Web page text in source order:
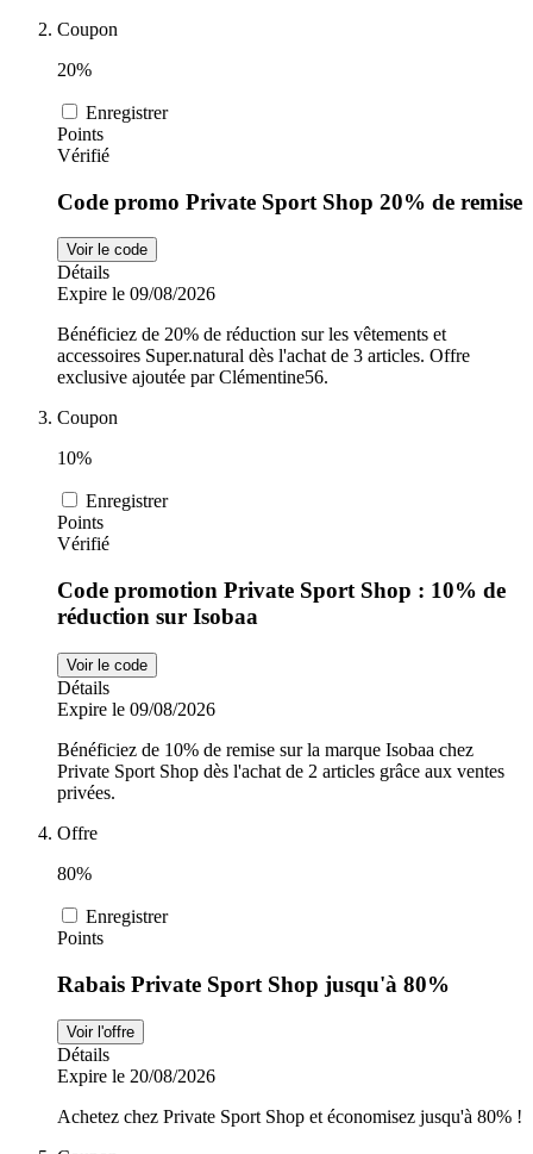
Coupon
20%
Enregistrer
Points
Vérifié
Code promo Private Sport Shop 20% de remise
Voir le code
Détails
Expire le 09/08/2026
Bénéficiez de 20% de réduction sur les vêtements et
accessoires Super.natural dès l'achat de 3 articles. Offre
exclusive ajoutée par Clémentine56.
Coupon
10%
Enregistrer
Points
Vérifié
Code promotion Private Sport Shop : 10% de
réduction sur Isobaa
Voir le code
Détails
Expire le 09/08/2026
Bénéficiez de 10% de remise sur la marque Isobaa chez
Private Sport Shop dès l'achat de 2 articles grâce aux ventes
privées.
Offre
80%
Enregistrer
Points
Rabais Private Sport Shop jusqu'à 80%
Voir l'offre
Détails
Expire le 20/08/2026
Achetez chez Private Sport Shop et économisez jusqu'à 80% !